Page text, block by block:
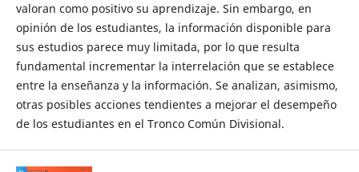
valoran como positivo su aprendizaje. Sin embargo, en
opinión de los estudiantes, la información disponible para
sus estudios parece muy limitada, por lo que resulta
fundamental incrementar la interrelación que se establece
entre la enseñanza y la información. Se analizan, asimismo,
otras posibles acciones tendientes a mejorar el desempeño
de los estudiantes en el Tronco Común Divisional.